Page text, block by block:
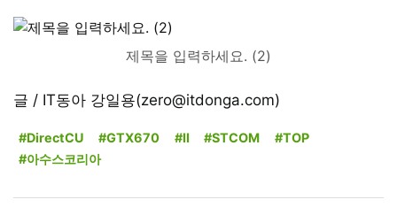
제목을 입력하세요. (2)
글 / IT동아 강일용(zero@itdonga.com)
#DirectCU #GTX670 #II #STCOM
#TOP
#아수스코리아